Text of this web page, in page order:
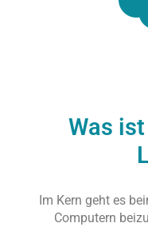
Was
Im Kern geht es
Computern